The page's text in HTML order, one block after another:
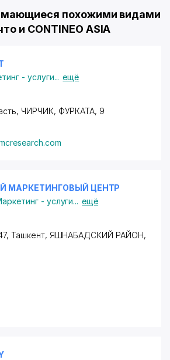
похожими видами
и CONTINEO ASIA
- услуги... ещё
, ЧИРЧИК, ФУРКАТА, 9
МАРКЕТИНГОВЫЙ ЦЕНТР
- услуги... ещё
Ташкент, ЯШНАБАДСКИЙ РАЙОН,